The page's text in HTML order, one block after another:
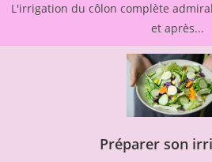
L'irrigation du côlon complète
et après...
Préparer son